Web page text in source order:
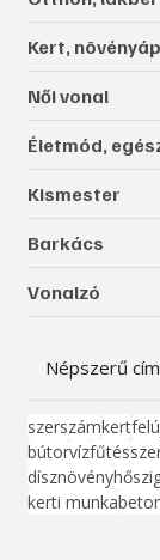
Kert,
Női vonal
Életmód,
Kismester
Barkács
Vonalzó
Népszerű
szerszámkert
bútorvízfűtés
dísznövény
kerti munka